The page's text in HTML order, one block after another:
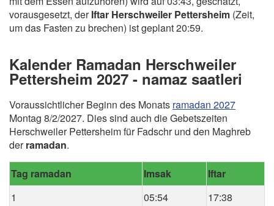
vorausgesetzt, derIftar Herschweiler Pettersheim (Zeit,
um das Fasten zu brechen) ist geplant 20:59.
Kalender Ramadan Herschweiler
Pettersheim 2027 - namaz saatleri
Voraussichtlicher Beginn des Monats ramadan 2027
Montag 8/2/2027. Dies sind auch die Gebetszeiten
Herschweiler Pettersheim für Fadschr und den Maghreb
derramadan.
Tag ramadan Imsak
Iftar
1
05:54
17:38